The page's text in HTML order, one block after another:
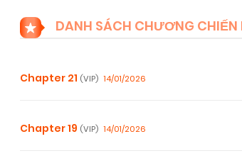
DANH SÁCH CHƯƠNG
Chapter 21 (VIP) 14/01/2026
Chapter 19 (VIP) 14/01/2026